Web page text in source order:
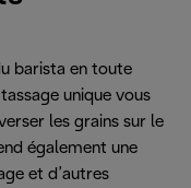
barista en toute
unique vous
les grains sur le
également une
et d’autres